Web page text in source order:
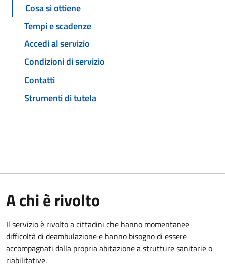
Cosa si ottiene
Tempi e scadenze
Accedi al servizio
Condizioni di servizio
Contatti
Strumenti di tutela
A chi è rivolto
Il servizio è rivolto a cittadini che hanno momentanee
difficoltà di deambulazione e hanno bisogno di essere
accompagnati dalla propria abitazione a strutture sanitarie o
riabilitative.